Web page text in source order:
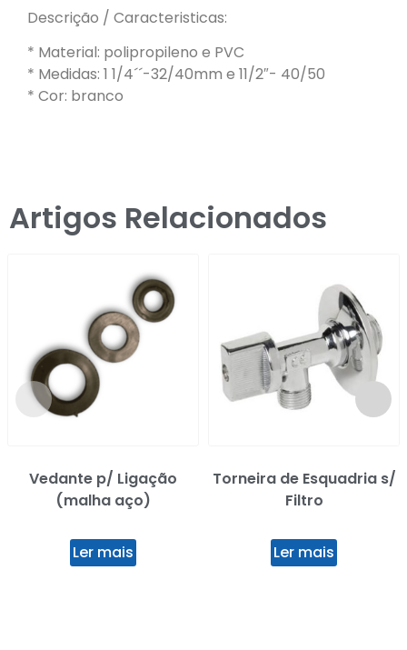
Descrição / Caracteristicas:
* Material: polipropileno e PVC
* Medidas: 1 1/4´´-32/40mm e 11/2″- 40/50
* Cor: branco
Artigos Relacionados
Vedante p/ Ligação
(malha aço)
Ler mais
Torneira de Esquadria s/
Filtro
Ler mais